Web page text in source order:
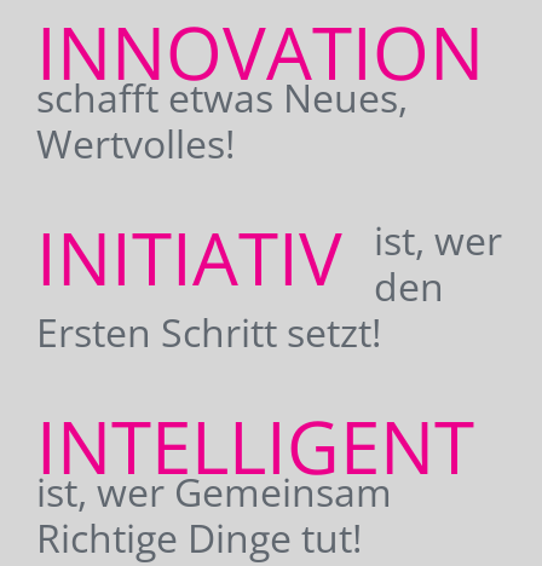
INNOVATION
schafft etwas Neues,
Wertvolles!
INITIATIV
ist, wer
den
Ersten Schritt setzt!
INTELLIGENT
ist, wer Gemeinsam
Richtige Dinge tut!